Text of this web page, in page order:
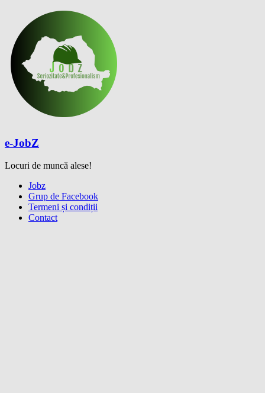
content
e-JobZ
Locuri de muncă alese!
Meniu Jobz
Grup de Facebook
Termeni și condiții
Contact